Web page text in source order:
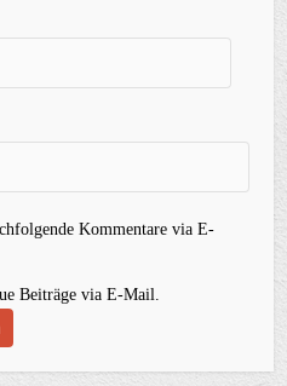
Kommentare via E-
Beiträge via E-Mail.